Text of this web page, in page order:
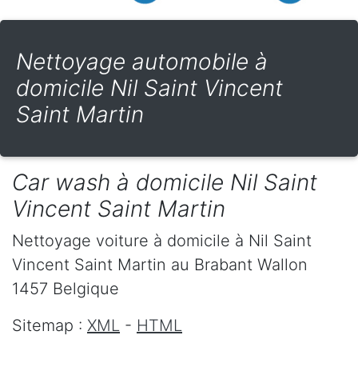
Nettoyage automobile à
domicile Nil Saint Vincent
Saint Martin
Car wash à domicile Nil Saint
Vincent Saint Martin
Nettoyage voiture à domicile à Nil Saint
Vincent Saint Martin au Brabant Wallon
1457 Belgique
Sitemap : XML - HTML